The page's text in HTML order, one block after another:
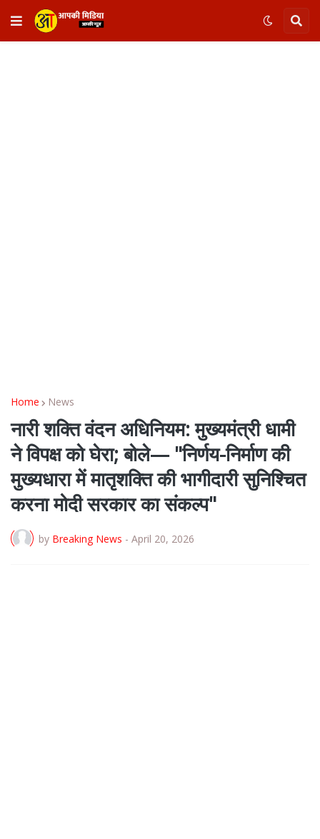
Home News
नारी शक्ति वंदन अधिनियम: मुख्यमंत्री धामी
ने विपक्ष को घेरा; बोले— "निर्णय-निर्माण की
मुख्यधारा में मातृशक्ति की भागीदारी सुनिश्चित
करना मोदी सरकार का संकल्प"
by Breaking News - April 20, 2026